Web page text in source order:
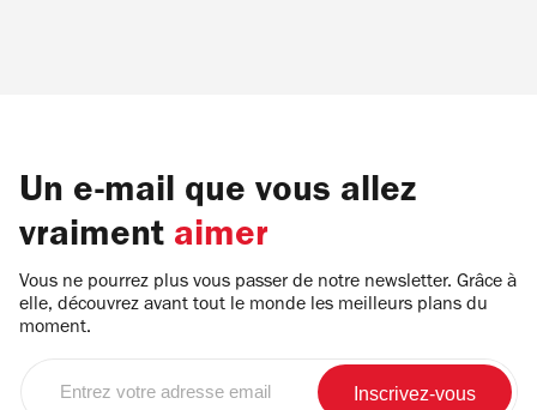
Un e-mail que vous allez
vraiment aimer
Vous ne pourrez plus vous passer de notre newsletter. Grâce à
elle, découvrez avant tout le monde les meilleurs plans du
moment.